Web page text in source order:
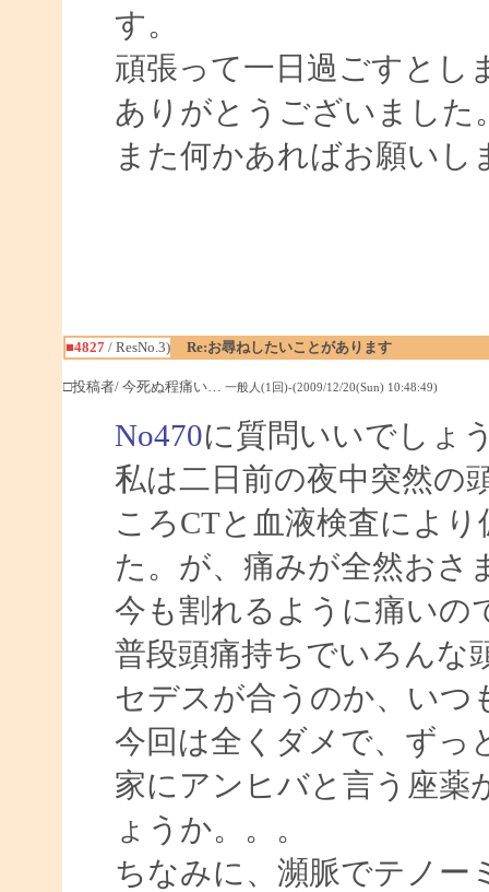
す。
頑張って一日過ごすとし
ありがとうございました
また何かあればお願いし
■4827/ ResNo.3) Re:お尋ねしたいことがあります
□投稿者/ 今死ぬ程痛い… 一般人(1回)-(2009/12/20(Sun) 10:48:49)
No470に質問いいでしょ
私は二日前の夜中突然の
ころCTと血液検査によ
た。が、痛みが全然おさ
今も割れるように痛いの
普段頭痛持ちでいろんな
セデスが合うのか、いつ
今回は全くダメで、ずっ
家にアンヒバと言う座薬
ょうか。。。
ちなみに、瀕脈でテノー